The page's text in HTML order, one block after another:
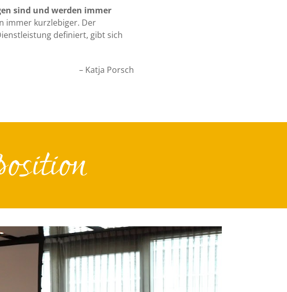
sind und werden immer
immer kurzlebiger. Der
definiert, gibt sich
– Katja Porsch